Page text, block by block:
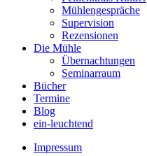
Mühlengespräche
Supervision
Rezensionen
Die Mühle
Übernachtungen
Seminarraum
Bücher
Termine
Blog
ein-leuchtend
Impressum